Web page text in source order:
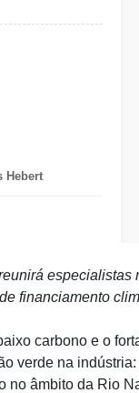
Hebert
financiamento
carbono e o
verde na
no âmbito da Rio